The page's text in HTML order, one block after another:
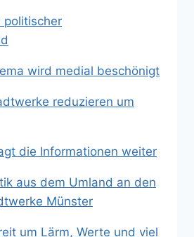
politischer
wird medial beschönigt
reduzieren um
die Informationen weiter
aus dem Umland an den
Münster
um Lärm, Werte und viel